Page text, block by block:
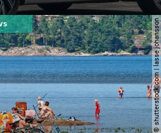
© shutterstock.com | lasse johansson